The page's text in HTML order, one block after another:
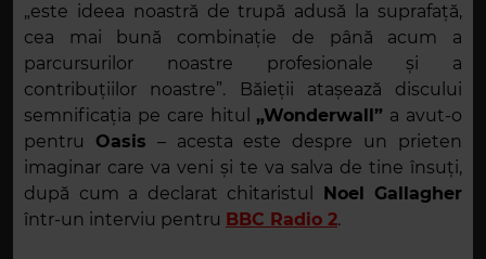
„este ideea noastră de trupă adusă la suprafață,
cea mai bună combinație de până acum a
parcursurilor noastre profesionale și a
contribuțiilor noastre”. Băieții atașează discului
semnificația pe care hitul„Wonderwall” a avut-o
pentru Oasis – acesta este despre un prieten
imaginar care va veni și te va salva de tine însuți,
după cum a declarat chitaristul
Noel Gallagher
într-un interviu pentru BBC Radio 2.